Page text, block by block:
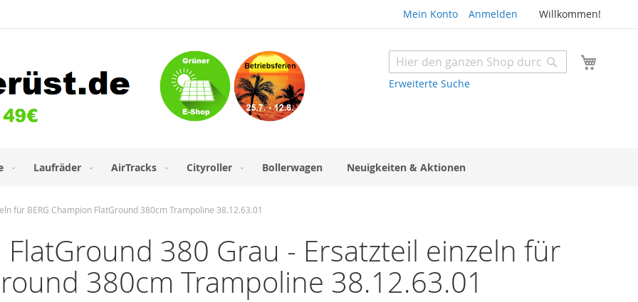
Mein Konto Anmelden Willkommen!
Suche
Erweiterte Suche
Suche
Laufräder AirTracks Cityroller Bollerwagen Neuigkeiten & Aktionen
für BERG Champion FlatGround 380cm Trampoline 38.12.63.01
380 Grau - Ersatzteil einzeln für
380cm Trampoline 38.12.63.01